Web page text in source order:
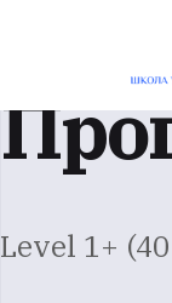
Level 1+